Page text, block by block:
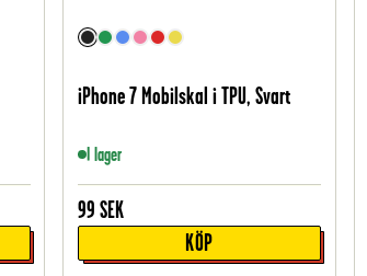
iPhone 7 Mobilskal i TPU, Svart
I lager
99 SEK
KÖP